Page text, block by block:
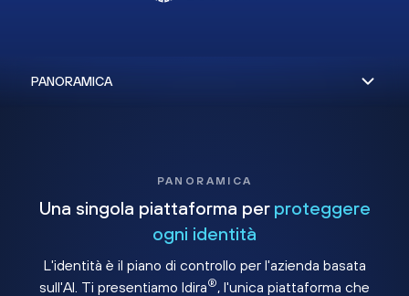
PANORAMICA
Una singola piattaforma per proteggere
ogni identità
L'identità è il piano di controllo per l'azienda basata
sull'AI. Ti presentiamo Idira®, l'unica piattaforma che